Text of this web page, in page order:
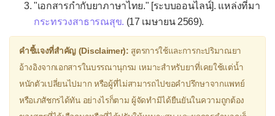
Betahistine
Dimenhydrinate (Dramamine®)
▫ยาแก้ท้องอืด จุกเสียด มวนท้อง
"เอกสารกำกับยาภาษาไทย." [ระบบออนไลน์]. แหล่งที่มา
กระทรวงสาธารณสุข. (17 เมษายน 2569).
คำชี้แจงที่สำคัญ (Disclaimer): สูตรการใช้และการกะปริมาณยา
อ้างอิงจากเอกสารในบรรณานุกรม เหมาะสำหรับยาที่เคยใช้แต่น้ำ
หนักตัวเปลี่ยนไปมาก หรือผู้ที่ไม่สามารถไปขอคำปรึกษาจากแพทย์
หรือเภสัชกรได้ทัน อย่างไรก็ตาม ผู้จัดทำมิได้ยืนยันในความถูกต้อง